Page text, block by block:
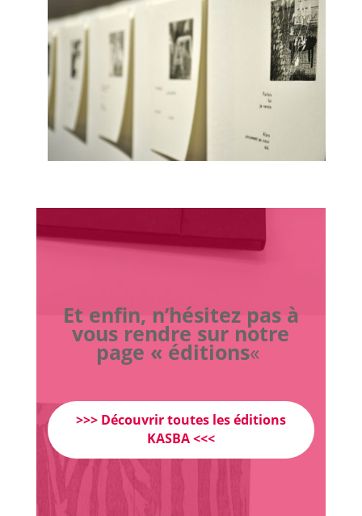
Et enfin, n’hésitez pas à
vous rendre sur notre
page « éditions«
>>> Découvrir toutes les éditions
KASBA <<<